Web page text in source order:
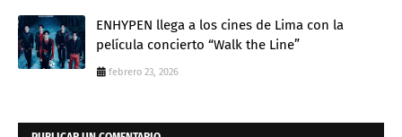
ENHYPEN llega a los cines de Lima con la
película concierto “Walk the Line”
febrero 23, 2026